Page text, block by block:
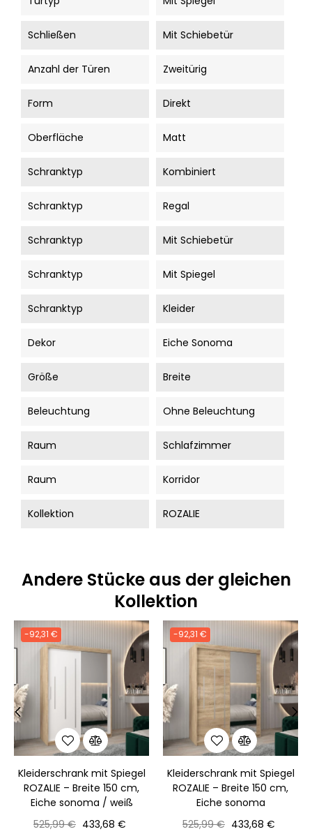
Schließen Mit Schiebetür
Anzahl der Türen Zweitürig
Form Direkt
Oberfläche Matt
Schranktyp Kombiniert
Schranktyp Regal
Schranktyp Mit Schiebetür
Schranktyp Mit Spiegel
Schranktyp Kleider
Dekor Eiche Sonoma
Größe Breite
Beleuchtung Ohne Beleuchtung
Raum Schlafzimmer
Raum Korridor
Kollektion ROZALIE
Andere Stücke aus der gleichen
Kollektion
-92,31 €
Kleiderschrank mit Spiegel
ROZALIE – Breite 150 cm,
Eiche sonoma / weiß
Normaler
525,99 € Preis
433,68 €
-92,31 €
Kleiderschrank mit Spiegel
ROZALIE – Breite 150 cm,
Eiche sonoma
Normaler
525,99 € Preis
433,68 €
‹ ›